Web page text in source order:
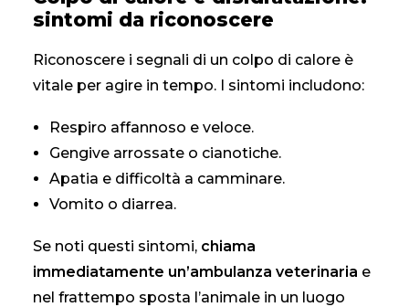
sintomi da riconoscere
Riconoscere i segnali di un colpo di calore è
vitale per agire in tempo. I sintomi includono:
Respiro affannoso e veloce.
Gengive arrossate o cianotiche.
Apatia e difficoltà a camminare.
Vomito o diarrea.
Se noti questi sintomi, chiama
immediatamente un’ambulanza veterinaria e
nel frattempo sposta l’animale in un luogo